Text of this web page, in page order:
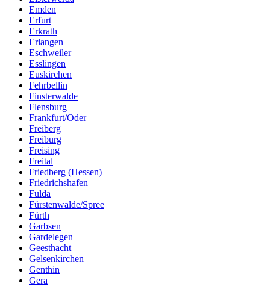
Emden
Erfurt
Erkrath
Erlangen
Eschweiler
Esslingen
Euskirchen
Fehrbellin
Finsterwalde
Flensburg
Frankfurt/Oder
Freiberg
Freiburg
Freising
Freital
Friedberg (Hessen)
Friedrichshafen
Fulda
Fürstenwalde/Spree
Fürth
Garbsen
Gardelegen
Geesthacht
Gelsenkirchen
Genthin
Gera